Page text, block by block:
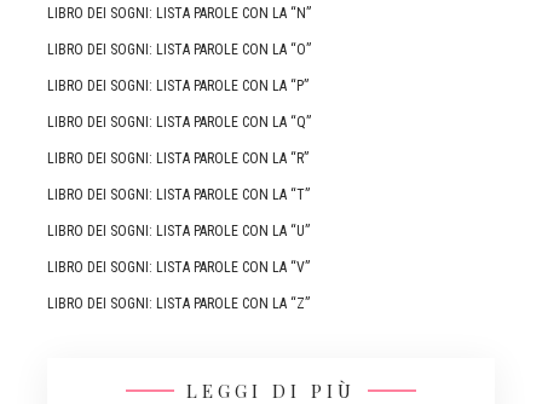
LIBRO DEI SOGNI: LISTA PAROLE CON LA “N”
LIBRO DEI SOGNI: LISTA PAROLE CON LA “O”
LIBRO DEI SOGNI: LISTA PAROLE CON LA “P”
LIBRO DEI SOGNI: LISTA PAROLE CON LA “Q”
LIBRO DEI SOGNI: LISTA PAROLE CON LA “R”
LIBRO DEI SOGNI: LISTA PAROLE CON LA “T”
LIBRO DEI SOGNI: LISTA PAROLE CON LA “U”
LIBRO DEI SOGNI: LISTA PAROLE CON LA “V”
LIBRO DEI SOGNI: LISTA PAROLE CON LA “Z”
LEGGI DI PIÙ